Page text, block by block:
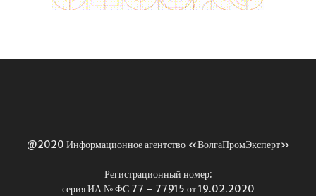
@2020 Информационное агентство «ВолгаПромЭксперт»
Регистрационный номер:
серия ИА № ФС 77 – 77915 от 19.02.2020